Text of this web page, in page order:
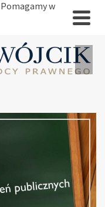
Pomagamy w